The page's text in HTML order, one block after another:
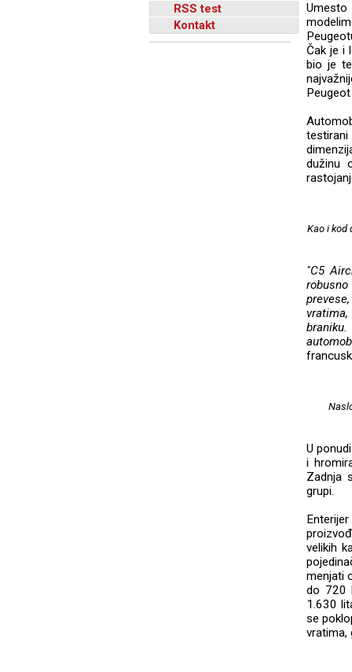
RSS test
Kontakt
Umesto
Čak je i
bio je
dužinu
Kao i kod
"C5
U
i
Zadnja
grupi.
velikih
menjati
do 720
1.630
se
vratima,